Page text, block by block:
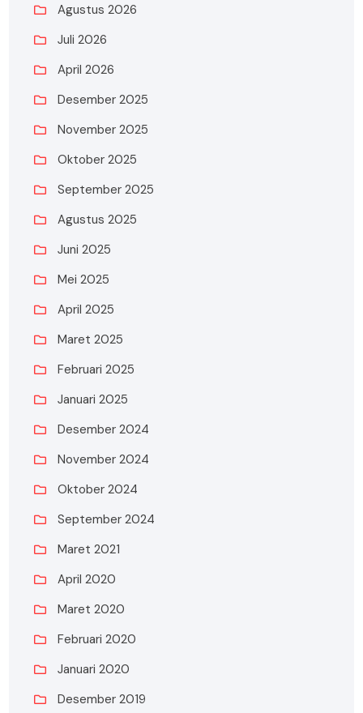
Agustus 2026
Juli 2026
April 2026
Desember 2025
November 2025
Oktober 2025
September 2025
Agustus 2025
Juni 2025
Mei 2025
April 2025
Maret 2025
Februari 2025
Januari 2025
Desember 2024
November 2024
Oktober 2024
September 2024
Maret 2021
April 2020
Maret 2020
Februari 2020
Januari 2020
Desember 2019